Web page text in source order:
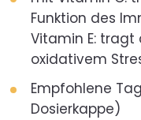
Funktion des
Vitamin E: tragt
oxidativem
Empfohlene
Dosierkappe)